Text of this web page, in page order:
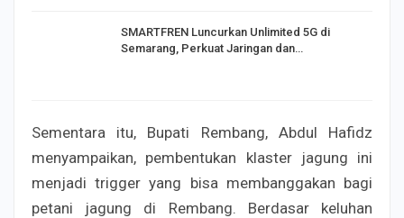
SMARTFREN Luncurkan Unlimited 5G di
Semarang, Perkuat Jaringan dan…
Sementara itu, Bupati Rembang, Abdul Hafidz
menyampaikan, pembentukan klaster jagung ini
menjadi trigger yang bisa membanggakan bagi
petani jagung di Rembang. Berdasar keluhan